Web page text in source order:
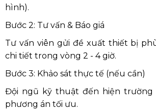
hình).
Bước 2: Tư vấn & Báo giá
Tư vấn viên gửi đề xuất thiết bị
chi tiết trong vòng 2 - 4 giờ.
Bước 3: Khảo sát thực tế (nếu cần)
Đội ngũ kỹ thuật đến hiện trường
phương án tối ưu.